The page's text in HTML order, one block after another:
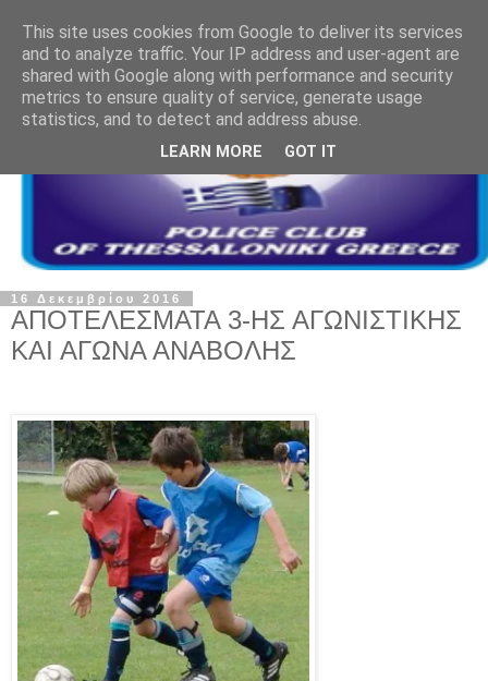
16 Δεκεμβρίου 2016
ΑΠΟΤΕΛΕΣΜΑΤΑ 3-ΗΣ ΑΓΩΝΙΣΤΙΚΗΣ
ΚΑΙ ΑΓΩΝΑ ΑΝΑΒΟΛΗΣ
This site uses cookies from Google to deliver its services
and to analyze traffic. Your IP address and user-agent are
shared with Google along with performance and security
metrics to ensure quality of service, generate usage
statistics, and to detect and address abuse.
LEARN MORE GOT IT